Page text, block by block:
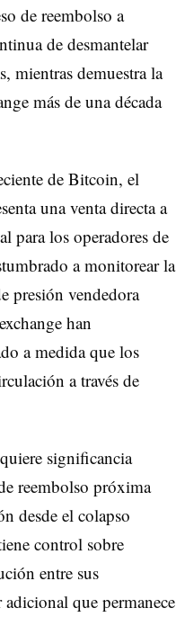
de reembolso a
de desmantelar
mientras demuestra la
más de una década
de Bitcoin, el
una venta directa a
para los operadores de
a monitorear la
presión vendedora
han
a medida que los
a través de
significancia
reembolso próxima
desde el colapso
control sobre
entre sus
que permanece